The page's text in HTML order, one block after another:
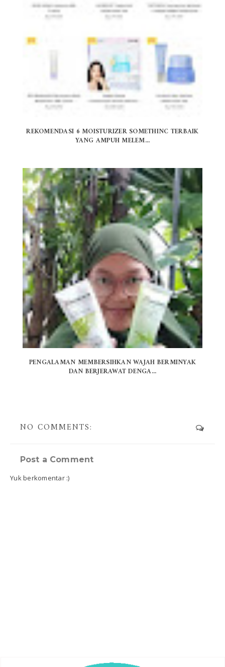
REKOMENDASI 6 MOISTURIZER SOMETHINC TERBAIK
YANG AMPUH MELEM...
PENGALAMAN MEMBERSIHKAN WAJAH BERMINYAK
DAN BERJERAWAT DENGA...
NO COMMENTS:
Post a Comment
Yuk berkomentar :)